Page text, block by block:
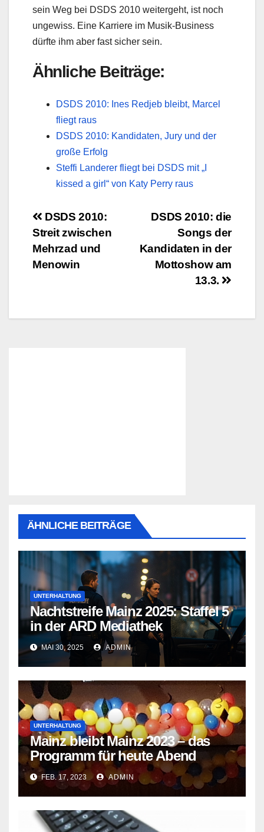
sein Weg bei DSDS 2010 weitergeht, ist noch
ungewiss. Eine Karriere im Musik-Business
dürfte ihm aber fast sicher sein.
Ähnliche Beiträge:
DSDS 2010: Ines Redjeb bleibt, Marcel
fliegt raus
DSDS 2010: Kandidaten, Jury und der
große Erfolg
Steffi Landerer fliegt bei DSDS mit „I
kissed a girl“ von Katy Perry raus
BeitragsnavigationDSDS 2010: die
Songs der
Kandidaten in der
Mottoshow am
13.3.
DSDS 2010:
Streit zwischen
Mehrzad und
Menowin
ÄHNLICHE BEITRÄGE
UNTERHALTUNG
Nachtstreife Mainz 2025: Staffel 5
in der ARD Mediathek
MAI 30, 2025 ADMIN
UNTERHALTUNG
Mainz bleibt Mainz 2023 – das
Programm für heute Abend
FEB. 17, 2023 ADMIN